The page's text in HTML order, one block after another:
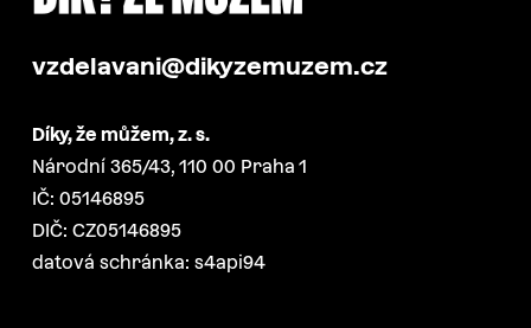
vzdelavani@dikyzemuzem.cz
Díky, že můžem, z. s.
Národní 365/43, 110 00 Praha 1
IČ: 05146895
DIČ: CZ05146895
datová schránka: s4api94